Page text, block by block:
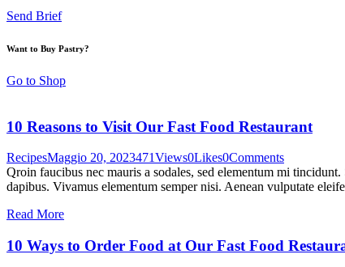
Send Brief
Want to Buy Pastry?
Go to Shop
10 Reasons to Visit Our Fast Food Restaurant
RecipesMaggio 20, 2023471Views0Likes0Comments
Qroin faucibus nec mauris a sodales, sed elementum mi
dapibus. Vivamus elementum semper nisi. Aenean vulputate
Read More
10 Ways to Order Food at Our Fast Food